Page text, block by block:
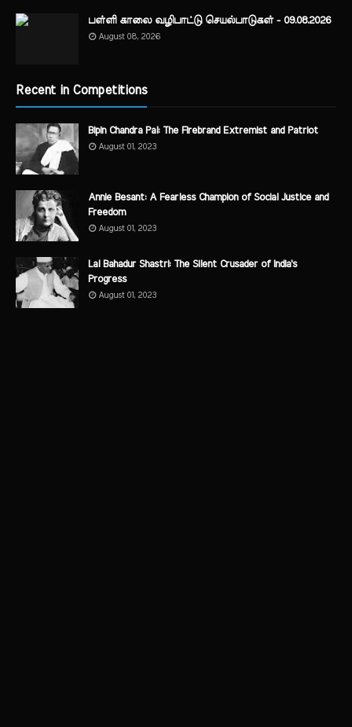
பள்ளி காலை வழிபாட்டு செயல்பாடுகள் - 09.08.2026
August 08, 2026
Recent in Competitions
Bipin Chandra Pal: The Firebrand Extremist and Patriot
August 01, 2023
Annie Besant: A Fearless Champion of Social Justice and
Freedom
August 01, 2023
Lal Bahadur Shastri: The Silent Crusader of India's
Progress
August 01, 2023